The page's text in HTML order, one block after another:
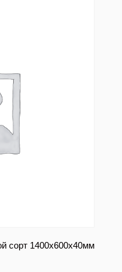
сорт 1400х600х40мм